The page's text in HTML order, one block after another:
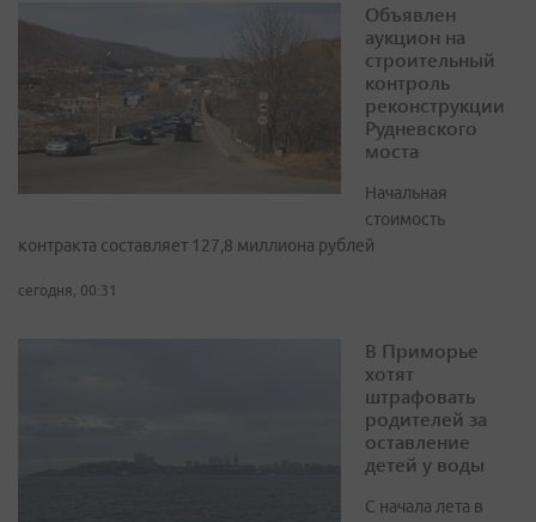
Объявлен
аукцион на
строительный
контроль
реконструкции
Рудневского
моста
Начальная
стоимость
контракта составляет 127,8 миллиона рублей
сегодня, 00:31
В Приморье
хотят
штрафовать
родителей за
оставление
детей у воды
С начала лета в